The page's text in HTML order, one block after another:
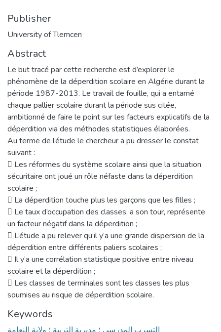
Publisher
University of Tlemcen
Abstract
Le but tracé par cette recherche est d’explorer le
phénomène de la déperdition scolaire en Algérie durant la
période 1987-2013. Le travail de fouille, qui a entamé
chaque pallier scolaire durant la période sus citée,
ambitionné de faire le point sur les facteurs explicatifs de la
déperdition via des méthodes statistiques élaborées.
Au terme de l’étude le chercheur a pu dresser le constat
suivant :
 Les réformes du système scolaire ainsi que la situation
sécuritaire ont joué un rôle néfaste dans la déperdition
scolaire ;
 La déperdition touche plus les garçons que les filles ;
 Le taux d’occupation des classes, a son tour, représente
un facteur négatif dans la déperdition ;
 L’étude a pu relever qu’il y’a une grande dispersion de la
déperdition entre différents paliers scolaires ;
 Il y’a une corrélation statistique positive entre niveau
scolaire et la déperdition ;
 Les classes de terminales sont les classes les plus
soumises au risque de déperdition scolaire.
Keywords